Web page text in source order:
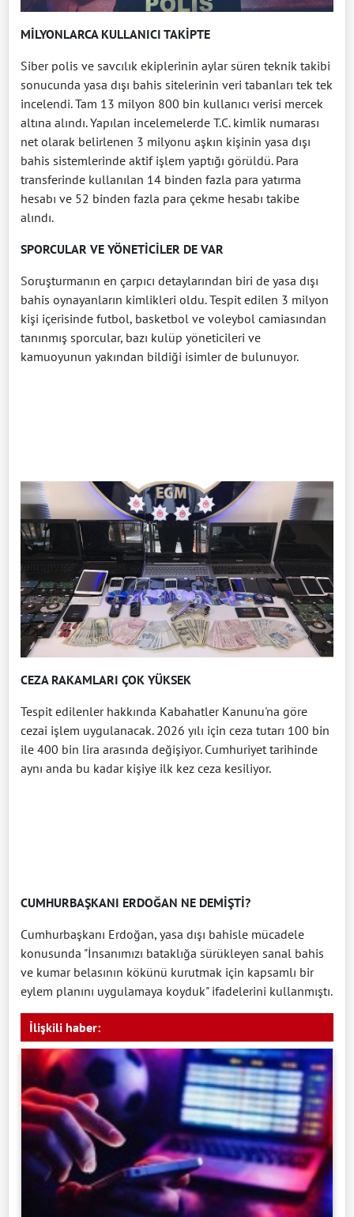
MİLYONLARCA KULLANICI TAKİPTE
Siber polis ve savcılık ekiplerinin aylar süren teknik takibi
sonucunda yasa dışı bahis sitelerinin veri tabanları tek tek
incelendi. Tam 13 milyon 800 bin kullanıcı verisi mercek
altına alındı. Yapılan incelemelerde T.C. kimlik numarası
net olarak belirlenen 3 milyonu aşkın kişinin yasa dışı
bahis sistemlerinde aktif işlem yaptığı görüldü. Para
transferinde kullanılan 14 binden fazla para yatırma
hesabı ve 52 binden fazla para çekme hesabı takibe
alındı.
SPORCULAR VE YÖNETİCİLER DE VAR
Soruşturmanın en çarpıcı detaylarından biri de yasa dışı
bahis oynayanların kimlikleri oldu. Tespit edilen 3 milyon
kişi içerisinde futbol, basketbol ve voleybol camiasından
tanınmış sporcular, bazı kulüp yöneticileri ve
kamuoyunun yakından bildiği isimler de bulunuyor.
CEZA RAKAMLARI ÇOK YÜKSEK
Tespit edilenler hakkında Kabahatler Kanunu'na göre
cezai işlem uygulanacak. 2026 yılı için ceza tutarı 100 bin
ile 400 bin lira arasında değişiyor. Cumhuriyet tarihinde
aynı anda bu kadar kişiye ilk kez ceza kesiliyor.
CUMHURBAŞKANI ERDOĞAN NE DEMİŞTİ?
Cumhurbaşkanı Erdoğan, yasa dışı bahisle mücadele
konusunda "İnsanımızı bataklığa sürükleyen sanal bahis
ve kumar belasının kökünü kurutmak için kapsamlı bir
eylem planını uygulamaya koyduk" ifadelerini kullanmıştı.
İlişkili haber: